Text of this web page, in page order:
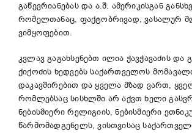
გაწევრიანებას და ა.შ. ამერიკისგან
რომელთანაც, ფაქტობრივად, ვასალურ
ვიმყოფებით.
კვლავ გაგახსენებთ ილია ჭავჭავაძის და
ქიქოძის ხედვებს საქართველოს
დაკავშირებით და ყველა მზად ვართ,
რომლებსაც სისხლში არ აქვთ ხელი
ნებისმიერი რელიგიის, ნებისმიერი
წარმომადგენელს, ვისთვისაც